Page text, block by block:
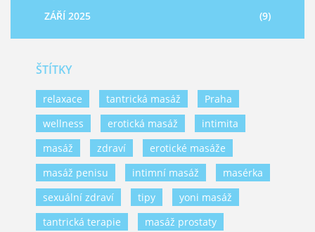
ZÁŘÍ 2025
(9)
ŠTÍTKY
relaxace tantrická masáž
Praha
wellness
erotická masáž
intimita
masáž
zdraví
erotické masáže
masáž penisu
intimní masáž
masérka
sexuální zdraví
tipy
yoni masáž
tantrická terapie
masáž prostaty